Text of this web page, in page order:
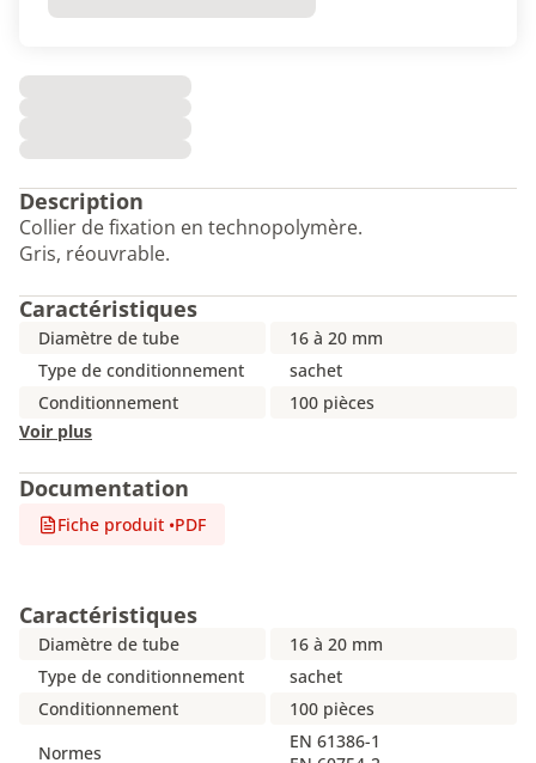
Description
Collier de fixation en technopolymère.
Gris, réouvrable.
Caractéristiques
Diamètre de tube
16 à 20 mm
Type de conditionnement
sachet
Conditionnement
100 pièces
Voir plus
Documentation
Fiche produit •PDF
Caractéristiques
Diamètre de tube
16 à 20 mm
Type de conditionnement
sachet
Conditionnement
100 pièces
Normes
EN 61386-1